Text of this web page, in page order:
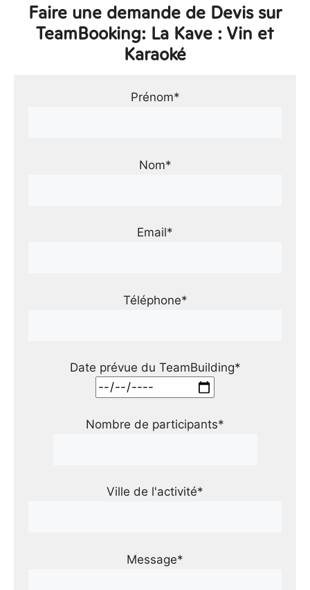
Faire une demande de Devis sur
TeamBooking: La Kave : Vin et
Karaoké
Prénom*
Nom*
Email*
Téléphone*
Date prévue du TeamBuilding*
Nombre de participants*
Ville de l'activité*
Message*